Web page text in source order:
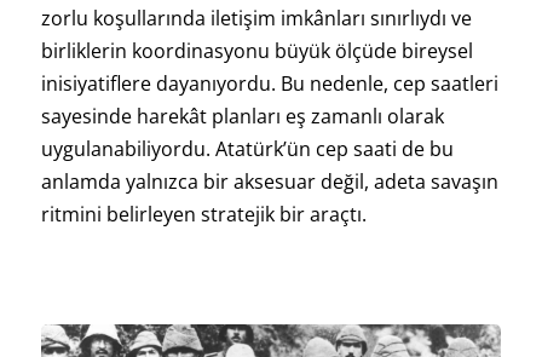
zorlu koşullarında iletişim imkânları sınırlıydı ve
birliklerin koordinasyonu büyük ölçüde bireysel
inisiyatiflere dayanıyordu. Bu nedenle, cep saatleri
sayesinde harekât planları eş zamanlı olarak
uygulanabiliyordu. Atatürk’ün cep saati de bu
anlamda yalnızca bir aksesuar değil, adeta savaşın
ritmini belirleyen stratejik bir araçtı.